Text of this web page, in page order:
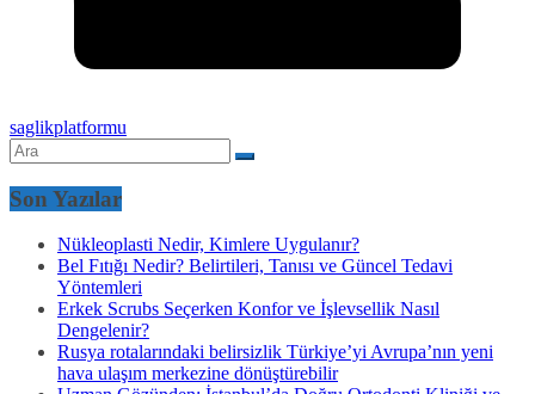
saglikplatformu
Son Yazılar
Nükleoplasti Nedir, Kimlere Uygulanır?
Bel Fıtığı Nedir? Belirtileri, Tanısı ve Güncel Tedavi
Yöntemleri
Erkek Scrubs Seçerken Konfor ve İşlevsellik Nasıl
Dengelenir?
Rusya rotalarındaki belirsizlik Türkiye’yi Avrupa’nın yeni
hava ulaşım merkezine dönüştürebilir